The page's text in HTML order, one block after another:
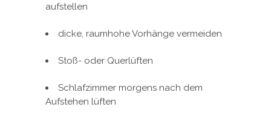
aufstellen
dicke, raumhohe Vorhänge vermeiden
Stoß- oder Querlüften
Schlafzimmer morgens nach dem
Aufstehen lüften